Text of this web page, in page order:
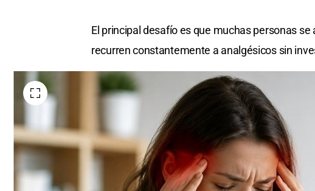
El principal desafío es que muchas personas
recurren constantemente a analgésicos sin